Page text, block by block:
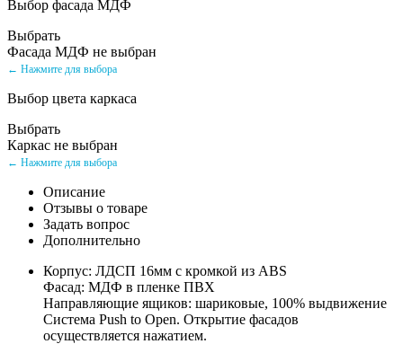
Выбор фасада МДФ
Выбрать
Фасада МДФ не выбран
← Нажмите для выбора
Выбор цвета каркаса
Выбрать
Каркас не выбран
← Нажмите для выбора
Описание
Отзывы о товаре
Задать вопрос
Дополнительно
Корпус: ЛДСП 16мм с кромкой из ABS
Фасад: МДФ в пленке ПВХ
Направляющие ящиков: шариковые, 100% выдвижение
Система Push to Open. Открытие фасадов
осуществляется нажатием.